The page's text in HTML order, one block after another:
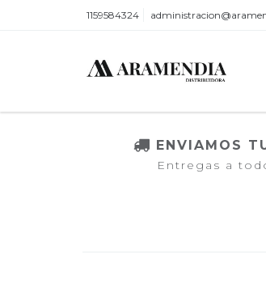
1159584324
ENVIAMOS
Entregas a